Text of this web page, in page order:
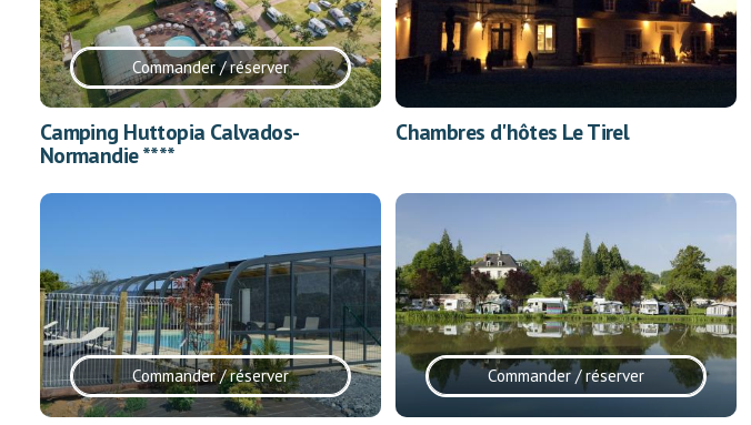
Commander / réserver
Camping Huttopia Calvados-
Normandie ****
Chambres d'hôtes Le Tirel
Commander / réserver Commander / réserver